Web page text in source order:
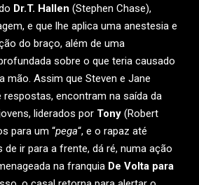
Dr.T. Hallen (Stephen Chase),
e que lhe aplica uma anestesia e
do braço, além de uma
sobre o que teria causado
mão. Assim que Steven e Jane
respostas, encontram na saída da
liderados por Tony (Robert
para um “pega“, e o rapaz até
de ir para a frente, dá ré, numa ação
na franquia De Volta para